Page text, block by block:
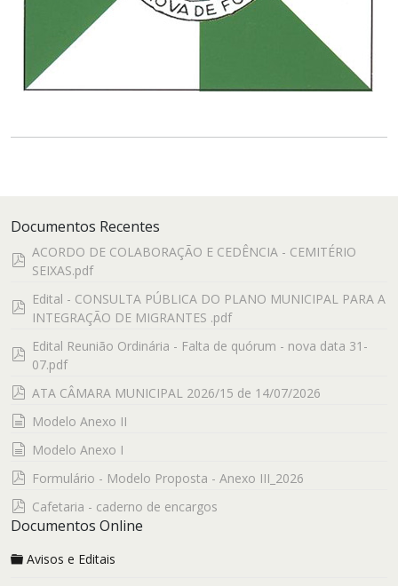
Documentos Recentes
pdf
ACORDO DE COLABORAÇÃO E CEDÊNCIA - CEMITÉRIO
SEIXAS.pdf
pdf
Edital - CONSULTA PÚBLICA DO PLANO MUNICIPAL PARA A
INTEGRAÇÃO DE MIGRANTES .pdf
pdf
Edital Reunião Ordinária - Falta de quórum - nova data 31-
07.pdf
pdf
ATA CÂMARA MUNICIPAL 2026/15 de 14/07/2026
documento
Modelo Anexo II
documento
Modelo Anexo I
pdf
Formulário - Modelo Proposta - Anexo III_2026
pdf
Cafetaria - caderno de encargos
Documentos Online
Avisos e Editais